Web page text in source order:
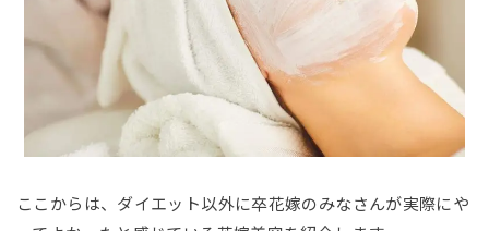
ここからは、ダイエット以外に卒花嫁のみなさんが実際にや